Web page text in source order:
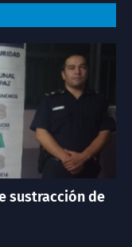
sustracción de